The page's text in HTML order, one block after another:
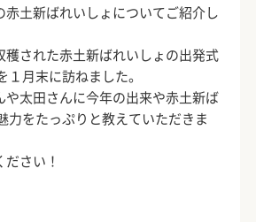
土新ばれいしょについてご紹介し
された赤土新ばれいしょの出発式
１月末に訪ねました。
太田さんに今年の出来や赤土新ば
力をたっぷりと教えていただきま
ださい！